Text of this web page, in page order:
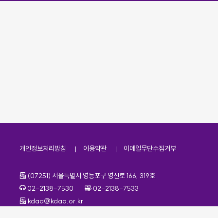
개인정보처리방침 이용약관 이메일무단수집거부
주소
(07251) 서울특별시 영등포구 영신로 166, 319호
전화번호
02-2138-7530 · 팩스번호
02-2138-7533
이메일
kdaa@kdaa.or.kr